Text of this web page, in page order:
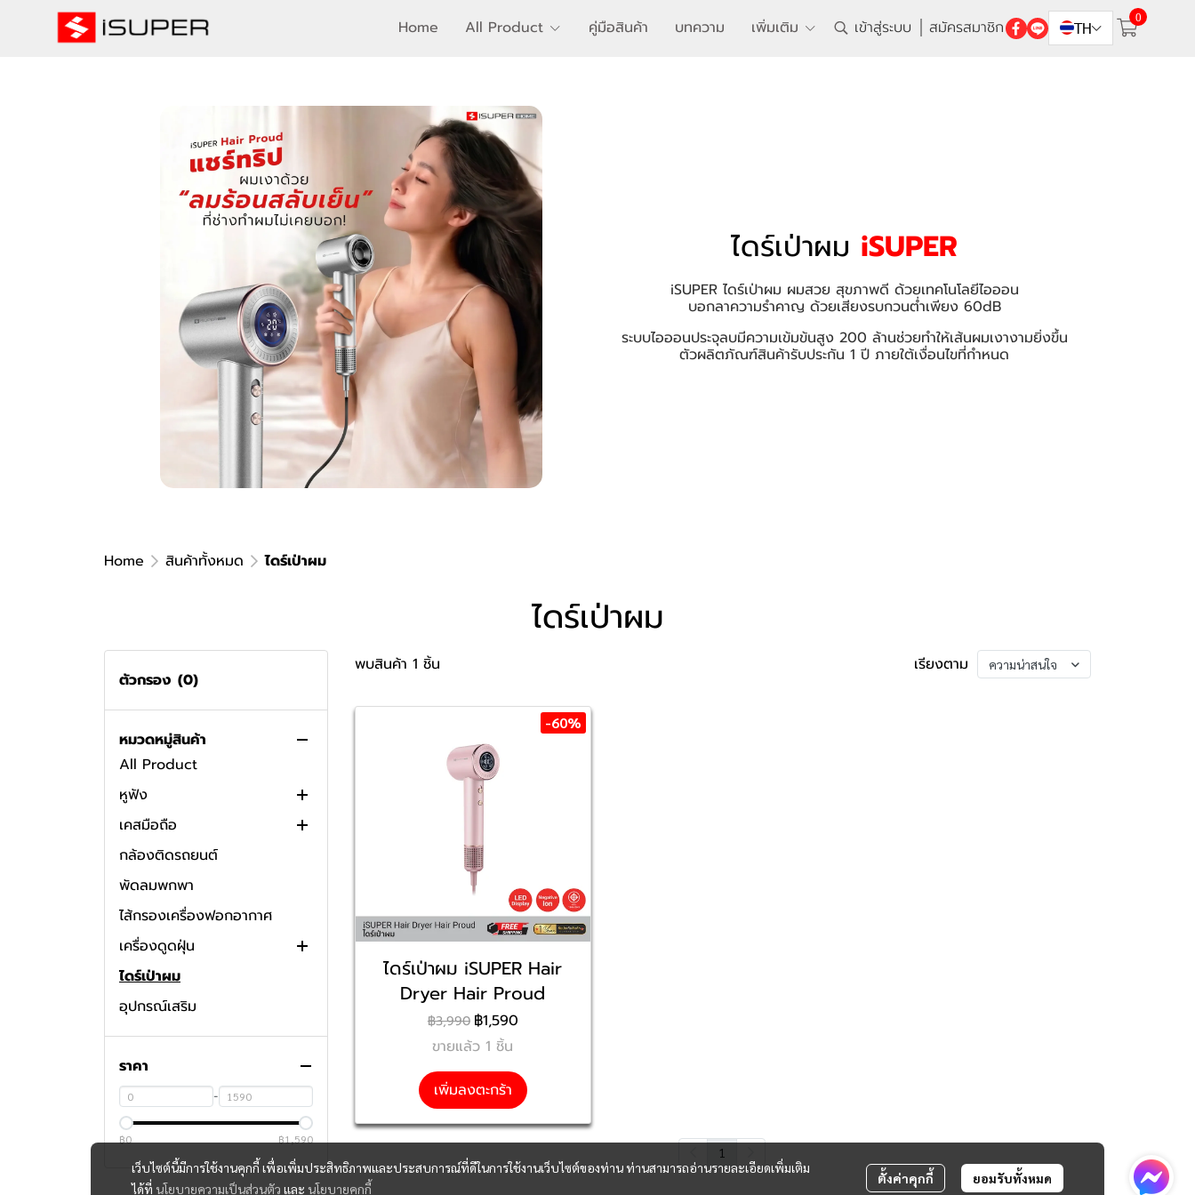
Home All Product คู่มือสินค้า บทความ เพิ่มเติม เข้าสู่ระบบ สมัครสมาชิก TH
0
ไดร์เป่าผม iSUPER
iSUPER ไดร์เป่าผม ผมสวย สุขภาพดี ด้วยเทคโนโลยีไอออน
บอกลาความรำคาญ ด้วยเสียงรบกวนต่ำเพียง 60dB
ระบบไอออนประจุลบมีความเข้มข้นสูง 200 ล้านช่วยทำให้เส้นผมเงางามยิ่งขึ้น
ตัวผลิตภัณฑ์สินค้ารับประกัน 1 ปี ภายใต้เงื่อนไขที่กำหนด
Home สินค้าทั้งหมด ไดร์เป่าผม
ไดร์เป่าผม
ตัวกรอง (0)
หมวดหมู่สินค้า
สินค้าทั้งหมด
All Product
หูฟัง
หูฟังบลูทูธ
หูฟัง In-Ear
หูฟัง Earbuds
หูฟังออกกําลังกาย
หูฟังครอบหูไร้สาย
ตัวรับสัญญาณ GameLink
เคสมือถือ
กล้องติดรถยนต์
พัดลมพกพา
ไส้กรองเครื่องฟอกอากาศ
เครื่องดูดฝุ่น
เครื่องดูดไรฝุ่น
ไดร์เป่าผม
อุปกรณ์เสริม
ราคา
-
฿0 ฿1,590
พบสินค้า 1 ชิ้น เรียงตาม ความน่าสนใจ
-60%
ไดร์เป่าผม iSUPER Hair
Dryer Hair Proud
฿3,990 ฿1,590
ขายแล้ว 1 ชิ้น
เพิ่มลงตะกร้า
1
เว็บไซต์นี้มีการใช้งานคุกกี้ เพื่อเพิ่มประสิทธิภาพและประสบการณ์ที่ดีในการใช้งานเว็บไซต์ของท่าน ท่านสามารถอ่านรายละเอียดเพิ่มเติม
ได้ที่ นโยบายความเป็นส่วนตัว และ นโยบายคุกกี้
ตั้งค่าคุกกี้ ยอมรับทั้งหมด